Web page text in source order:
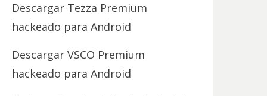
Descargar Tezza Premium
hackeado para Android
Descargar VSCO Premium
hackeado para Android